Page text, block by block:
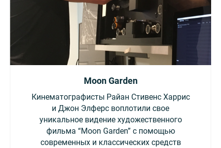
Moon Garden
Кинематографисты Райан Стивенс Харрис
и Джон Элферс воплотили свое
уникальное видение художественного
фильма “Moon Garden” с помощью
современных и классических средств